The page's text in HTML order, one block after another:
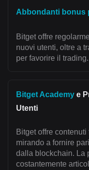
Abbondanti bonus
Bitget offre
nuovi utenti, oltre a
per favorire il trading.
Bitget Academy e
Utenti
Bitget offre
mirando a fornire
dalla blockchain. La
costantemente